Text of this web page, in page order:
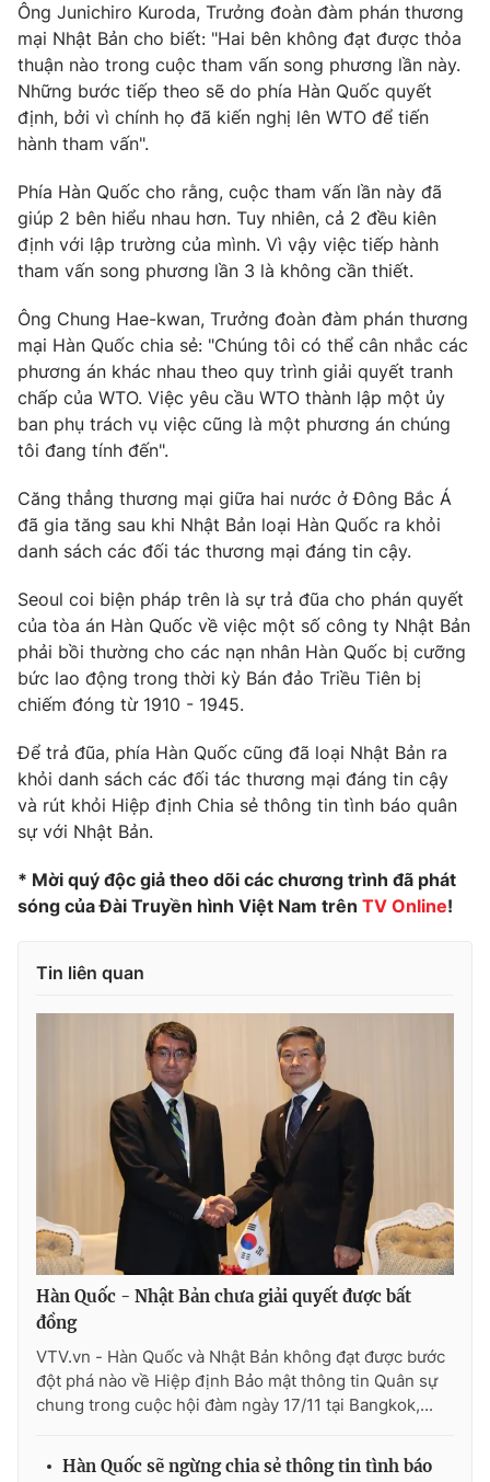
Phim VTV
Hậu trường
Nhân vật
Khán giả
Giải sao mai
Giải trí
Điện ảnh
Âm nhạc
Đời sống
Du lịch
Làm đẹp
Chất lượng cuộc sống
Tuyển sinh
Học trực tuyến
Công nghệ
Hitech Công nghệ tương lai
Sản phẩm
Thị trường
Tư vấn
Giao lưu trực tuyến
Lịch phát sóng
Chuyên mục khác
Photo Infographic
Video Shorts video
VTV Money VTV Thể thao
Thị trường 24h Tấm lòng Việt
VTV9 VTV8
Liên hệ tòa soạn
THỜI BÁO VTV
Theo dõi báo trên
Cơ quan chủ quản:
Đài Truyền hình Việt Nam
Cơ quan báo chí:Thời báo VTV
Giấy phép hoạt động báo in và báo điện tử số 483/GP-BTTTT
cấp ngày 29/12/2023
Tổng Biên tập:Vũ Thanh Thủy
Phó Tổng Biên tập:Nguyễn Thị Mỹ Hạnh, Phạm Quốc Thắng,
Tổng đài VTV:024.38 355 931 - 024.38 355 932
Ông Junichiro Kuroda, Trưởng đoàn đàm phán thương
mại Nhật Bản cho biết: "Hai bên không đạt được thỏa
thuận nào trong cuộc tham vấn song phương lần này.
Những bước tiếp theo sẽ do phía Hàn Quốc quyết
định, bởi vì chính họ đã kiến nghị lên WTO để tiến
hành tham vấn".
Phía Hàn Quốc cho rằng, cuộc tham vấn lần này đã
giúp 2 bên hiểu nhau hơn. Tuy nhiên, cả 2 đều kiên
định với lập trường của mình. Vì vậy việc tiếp hành
tham vấn song phương lần 3 là không cần thiết.
Ông Chung Hae-kwan, Trưởng đoàn đàm phán thương
mại Hàn Quốc chia sẻ: "Chúng tôi có thể cân nhắc các
phương án khác nhau theo quy trình giải quyết tranh
chấp của WTO. Việc yêu cầu WTO thành lập một ủy
ban phụ trách vụ việc cũng là một phương án chúng
tôi đang tính đến".
Căng thẳng thương mại giữa hai nước ở Đông Bắc Á
đã gia tăng sau khi Nhật Bản loại Hàn Quốc ra khỏi
danh sách các đối tác thương mại đáng tin cậy.
Seoul coi biện pháp trên là sự trả đũa cho phán quyết
của tòa án Hàn Quốc về việc một số công ty Nhật Bản
phải bồi thường cho các nạn nhân Hàn Quốc bị cưỡng
bức lao động trong thời kỳ Bán đảo Triều Tiên bị
chiếm đóng từ 1910 - 1945.
Để trả đũa, phía Hàn Quốc cũng đã loại Nhật Bản ra
khỏi danh sách các đối tác thương mại đáng tin cậy
và rút khỏi Hiệp định Chia sẻ thông tin tình báo quân
sự với Nhật Bản.
* Mời quý độc giả theo dõi các chương trình đã phát
sóng của Đài Truyền hình Việt Nam trên TV Online!
Tin liên quan
Hàn Quốc - Nhật Bản chưa giải quyết được bất
đồng
VTV.vn - Hàn Quốc và Nhật Bản không đạt được bước
đột phá nào về Hiệp định Bảo mật thông tin Quân sự
chung trong cuộc hội đàm ngày 17/11 tại Bangkok,...
Hàn Quốc sẽ ngừng chia sẻ thông tin tình báo